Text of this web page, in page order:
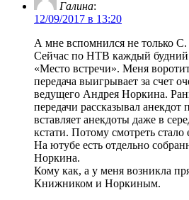
Галина:
12/09/2017 в 13:20
А мне вспомнился не только С.
Сейчас по НТВ каждый будний
«Место встречи». Меня
передача выигрывает за счет
ведущего Андрея Норкина.
передачи рассказывал анекдот
вставляет анекдоты даже в
кстати. Потому смотреть стало
На ютубе есть отдельно
Норкина.
Кому как, а у меня возникла
Книжником и Норкиным.